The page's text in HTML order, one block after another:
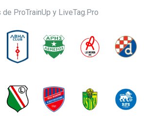
ProTrainUp y LiveTag.Pro